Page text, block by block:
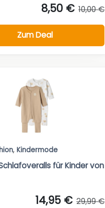
8,50 € 10,00 €
Zum Deal
, Kindermode
für Kinder von
14,95 € 29,99 €